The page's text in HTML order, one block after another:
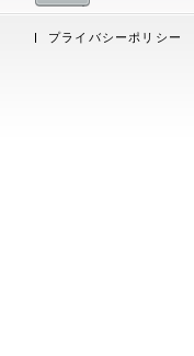
プライバシーポリシー